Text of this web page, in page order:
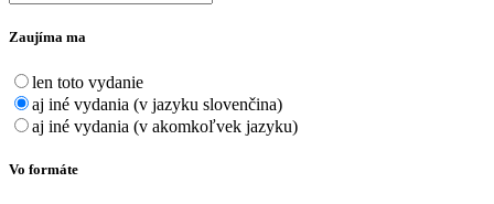
Zaujíma ma
len toto vydanie
aj iné vydania (v jazyku slovenčina)
aj iné vydania (v akomkoľvek jazyku)
Vo formáte